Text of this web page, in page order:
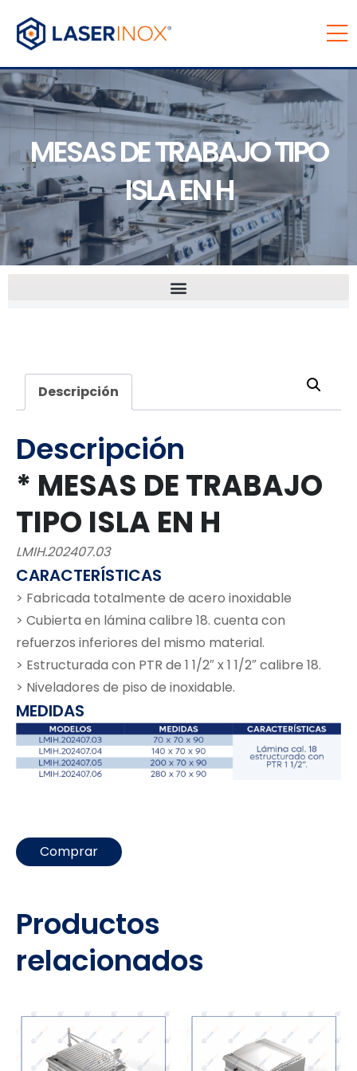
MESAS DE TRABAJO TIPO
ISLA EN H
Descripción
Descripción
* MESAS DE TRABAJO
TIPO ISLA EN H
LMIH.202407.03
CARACTERÍSTICAS
> Fabricada totalmente de acero inoxidable
> Cubierta en lámina calibre 18. cuenta con
refuerzos inferiores del mismo material.
> Estructurada con PTR de 1 1/2″ x 1 1/2″ calibre 18.
> Niveladores de piso de inoxidable.
MEDIDAS
Comprar
Productos
relacionados